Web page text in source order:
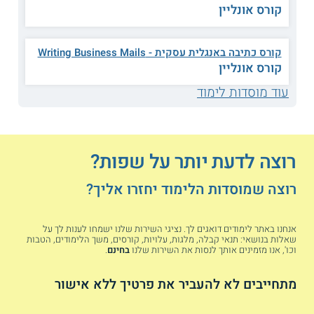
הקורסים ללימודי שפות מתקיימים בפריסה ארצית, מצפון ועד
דרום. המוסדות הבאים מפעילים מספר סניפים בפריסה ארצית:
ברלינגטון אינגליש:
אינגליש (Burlington English) עורכת מגוון
קורסים ללימודי השפה האנגלית, בהם קורס
למתקדמים, קורס אנגלית עסקית, קורס
וקורס אנגלית קבוצתי. לברלינגטון אינגליש
סניפים במגוון ערים, בהן תל אביב, חיפה,
באר שבע, ירושלים, חדרה, פתח תקווה,
ביאליק
דיאלוג - האוניברסיטה הפתוחה:דיאלוג
הוא בית הספר ללימודי שפות במערך
קורס אונליין
קורס כתיבה באנגלית עסקית - Writing Business Mails
קורס אונליין
עוד מוסדות לימוד
רוצה לדעת יותר על שפות?
רוצה שמוסדות הלימוד יחזרו אליך?
אנחנו באתר לימודים דואגים לך. נציגי השירות שלנו ישמחו לענות לך על
שאלות בנושאי: תנאי קבלה, מלגות, עלויות, קורסים, משך הלימודים, הטבות
וכו', אנו מזמינים אותך לנסות את השירות שלנובחינם.
מתחייבים לא להעביר את פרטיך ללא אישור